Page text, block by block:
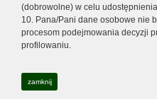
(dobrowolne) w celu
10. Pana/Pani dane osobowe nie
procesom podejmowania decyzji
profilowaniu.
zamknij